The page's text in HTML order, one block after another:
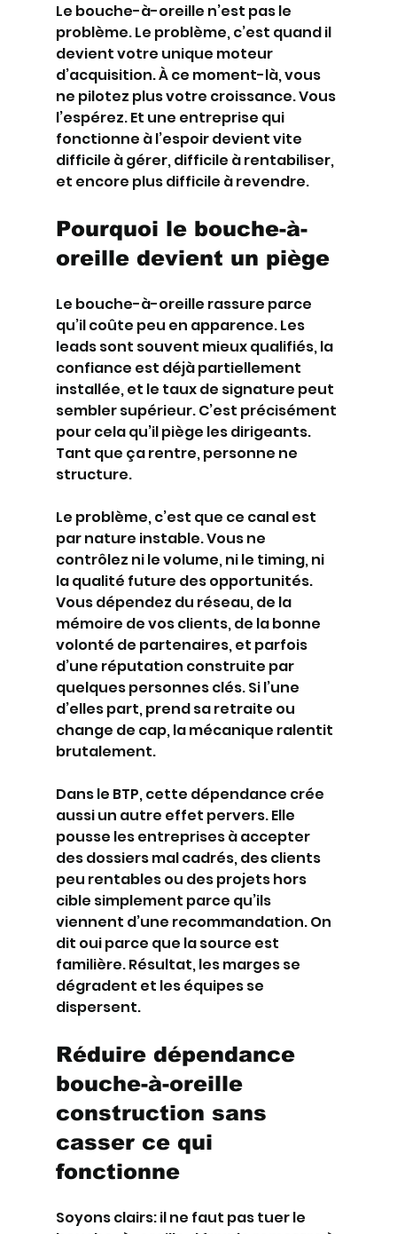
Le bouche-à-oreille n’est pas le
problème. Le problème, c’est quand il
devient votre unique moteur
d’acquisition. À ce moment-là, vous
ne pilotez plus votre croissance. Vous
l’espérez. Et une entreprise qui
fonctionne à l’espoir devient vite
difficile à gérer, difficile à rentabiliser,
et encore plus difficile à revendre.
Pourquoi le bouche-à-
oreille devient un piège
Le bouche-à-oreille rassure parce
qu’il coûte peu en apparence. Les
leads sont souvent mieux qualifiés, la
confiance est déjà partiellement
installée, et le taux de signature peut
sembler supérieur. C’est précisément
pour cela qu’il piège les dirigeants.
Tant que ça rentre, personne ne
structure.
Le problème, c’est que ce canal est
par nature instable. Vous ne
contrôlez ni le volume, ni le timing, ni
la qualité future des opportunités.
Vous dépendez du réseau, de la
mémoire de vos clients, de la bonne
volonté de partenaires, et parfois
d’une réputation construite par
quelques personnes clés. Si l’une
d’elles part, prend sa retraite ou
change de cap, la mécanique ralentit
brutalement.
Dans le BTP, cette dépendance crée
aussi un autre effet pervers. Elle
pousse les entreprises à accepter
des dossiers mal cadrés, des clients
peu rentables ou des projets hors
cible simplement parce qu’ils
viennent d’une recommandation. On
dit oui parce que la source est
familière. Résultat, les marges se
dégradent et les équipes se
dispersent.
Réduire dépendance
bouche-à-oreille
construction sans
casser ce qui
fonctionne
Soyons clairs: il ne faut pas tuer le